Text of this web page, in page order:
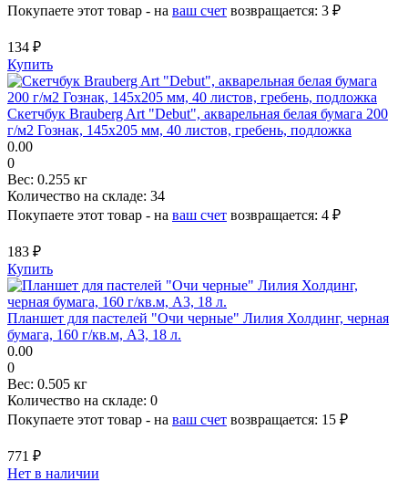
Покупаете этот товар - на ваш счет возвращается: 3 ₽
134 ₽
Купить
Скетчбук Brauberg Art "Debut", акварельная белая бумага 200
г/м2 Гознак, 145х205 мм, 40 листов, гребень, подложка
0.00
0
Вес: 0.255 кг
Количество на складе: 34
Покупаете этот товар - на ваш счет возвращается: 4 ₽
183 ₽
Купить
Планшет для пастелей "Очи черные" Лилия Холдинг, черная
бумага, 160 г/кв.м, А3, 18 л.
0.00
0
Вес: 0.505 кг
Количество на складе: 0
Покупаете этот товар - на ваш счет возвращается: 15 ₽
771 ₽
Нет в наличии